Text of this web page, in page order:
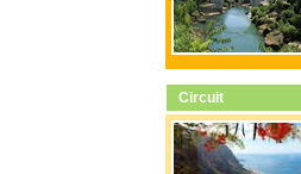
Circuit